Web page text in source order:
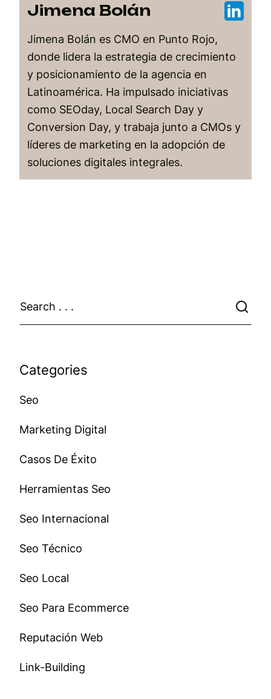
Jimena Bolán
Jimena Bolán es CMO en Punto Rojo,
donde lidera la estrategia de crecimiento
y posicionamiento de la agencia en
Latinoamérica. Ha impulsado iniciativas
como SEOday, Local Search Day y
Conversion Day, y trabaja junto a CMOs y
líderes de marketing en la adopción de
soluciones digitales integrales.
Categories
Seo
Marketing Digital
Casos De Éxito
Herramientas Seo
Seo Internacional
Seo Técnico
Seo Local
Seo Para Ecommerce
Reputación Web
Link-Building